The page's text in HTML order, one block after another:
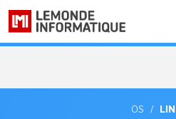
OS /